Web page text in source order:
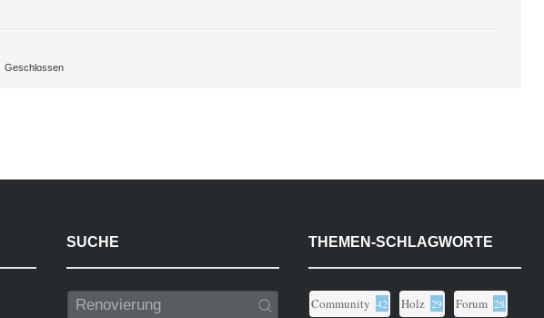
Geschlossen
SUCHE THEMEN-SCHLAGWORTE
Community 42 Holz 29 Forum 28